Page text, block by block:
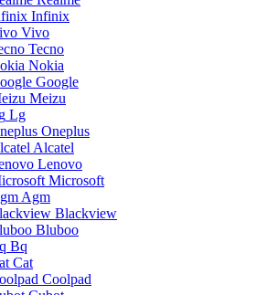
Infinix
Vivo
Tecno
Nokia
Google
Meizu
Lg
Oneplus
Alcatel
Lenovo
Microsoft
Agm
Blackview
Bluboo
Bq
Cat
Coolpad